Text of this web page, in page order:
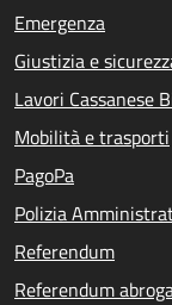
Emergenza
Giustizia e
Lavori Cassanese
Mobilità e trasporti
PagoPa
Polizia
Referendum
Referendum